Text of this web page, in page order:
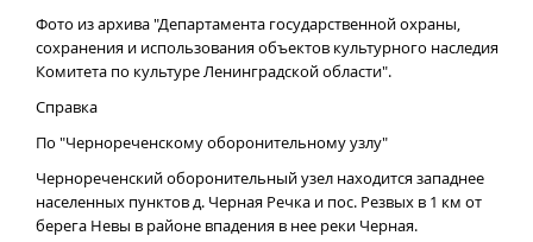
Фото из архива "Департамента государственной охраны,
сохранения и использования объектов культурного наследия
Комитета по культуре Ленинградской области".
Справка
По "Чернореченскому оборонительному узлу"
Чернореченский оборонительный узел находится западнее
населенных пунктов д. Черная Речка и пос. Резвых в 1 км от
берега Невы в районе впадения в нее реки Черная.